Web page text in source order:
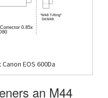
EOS 600Da
an M44